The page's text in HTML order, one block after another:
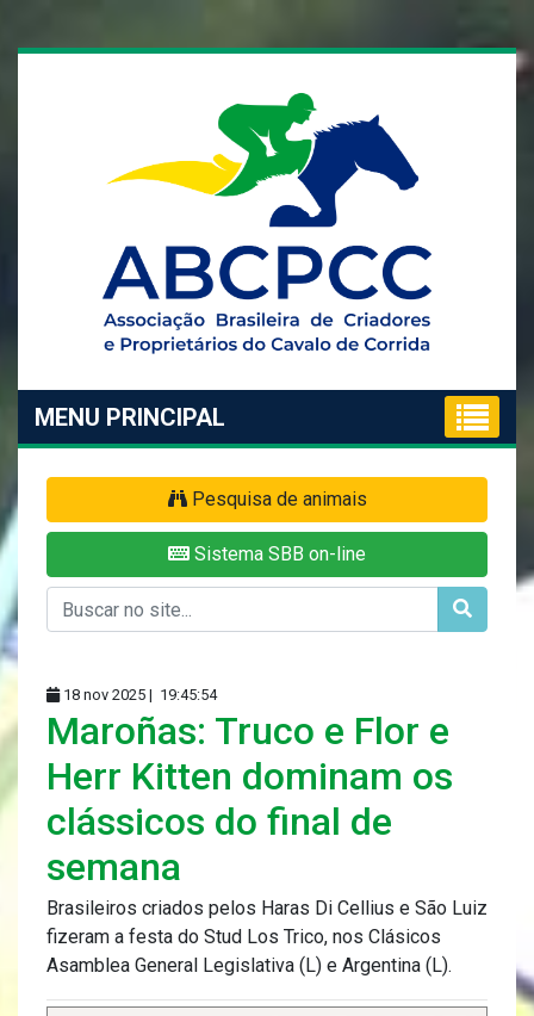
MENU PRINCIPAL
Pesquisa de animais
Sistema SBB on-line
18 nov 2025 | 19:45:54
Maroñas: Truco e Flor e
Herr Kitten dominam os
clássicos do final de
semana
Brasileiros criados pelos Haras Di Cellius e São Luiz
fizeram a festa do Stud Los Trico, nos Clásicos
Asamblea General Legislativa (L) e Argentina (L).